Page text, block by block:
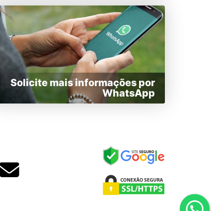
Solicite mais informações por
WhatsApp